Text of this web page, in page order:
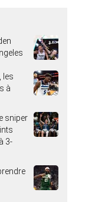
les
à
sniper
3-